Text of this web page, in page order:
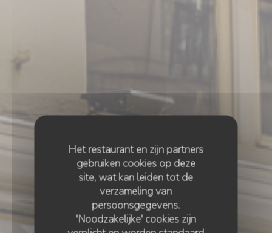
Het restaurant en zijn partners
gebruiken cookies op deze
site, wat kan leiden tot de
verzameling van
persoonsgegevens.
'Noodzakelijke' cookies zijn